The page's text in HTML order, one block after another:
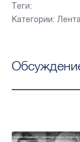
Теги:
Категории: